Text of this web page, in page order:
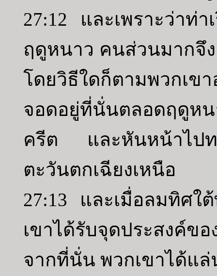
27:12 และเพราะว่าท่
ฤดูหนาว คนส่วนมากจึ
โดยวิธีใดก็ตามพวกเข
จอดอยู่ที่นั่นตลอดฤดูห
ครีต และหันหน้าไปท
ตะวันตกเฉียงเหนือ
27:13 และเมื่อลมทิศใ
เขาได้รับจุดประสงค์
จากที่นั่น พวกเขาได้แล่